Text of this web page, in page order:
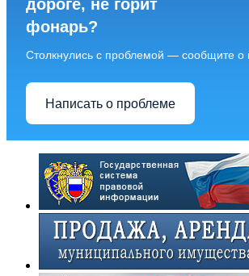
дороге, не горит
фонарь?
Столкнулись с проблемой — сообщите о
Написать о проблеме